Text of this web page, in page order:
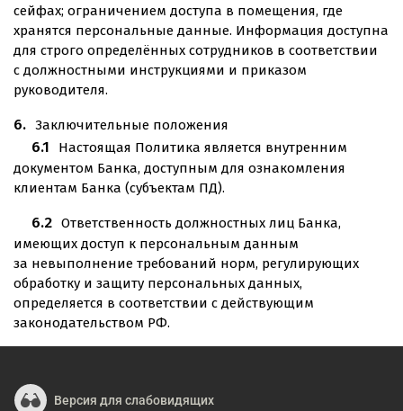
сейфах; ограничением доступа в помещения, где
хранятся персональные данные. Информация доступна
для строго определённых сотрудников в соответствии
с должностными инструкциями и приказом
руководителя.
Заключительные положения
Настоящая Политика является внутренним
документом Банка, доступным для ознакомления
клиентам Банка (субъектам ПД).
Ответственность должностных лиц Банка,
имеющих доступ к персональным данным
за невыполнение требований норм, регулирующих
обработку и защиту персональных данных,
определяется в соответствии с действующим
законодательством РФ.
Версия для слабовидящих